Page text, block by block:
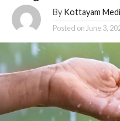
By Kottayam
Posted on June 3,